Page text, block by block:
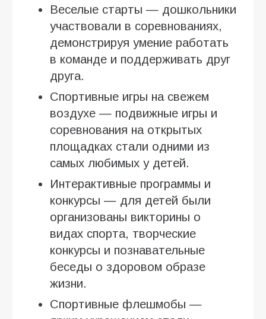
Веселые старты — дошкольники
участвовали в соревнованиях,
демонстрируя умение работать
в команде и поддерживать друг
друга.
Спортивные игры на свежем
воздухе — подвижные игры и
соревнования на открытых
площадках стали одними из
самых любимых у детей.
Интерактивные программы и
конкурсы — для детей были
организованы викторины о
видах спорта, творческие
конкурсы и познавательные
беседы о здоровом образе
жизни.
Спортивные флешмобы —